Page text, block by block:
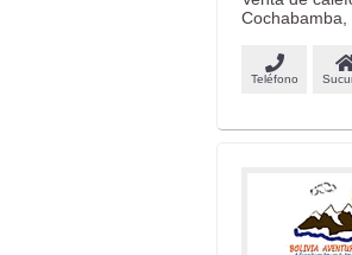
Cochabamba,
Teléfono